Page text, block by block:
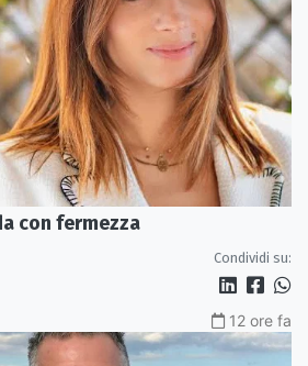
con fermezza
Condividi su:
12 ore fa